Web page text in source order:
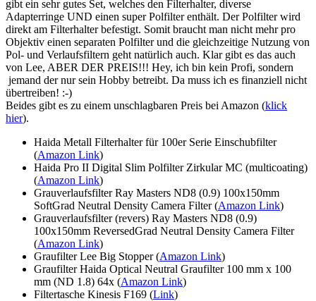
gibt ein sehr gutes Set, welches den Filterhalter, diverse
Adapterringe UND einen super Polfilter enthält. Der Polfilter wird
direkt am Filterhalter befestigt. Somit braucht man nicht mehr pro
Objektiv einen separaten Polfilter und die gleichzeitige Nutzung von
Pol- und Verlaufsfiltern geht natürlich auch. Klar gibt es das auch
von Lee, ABER DER PREIS!!! Hey, ich bin kein Profi, sondern
jemand der nur sein Hobby betreibt. Da muss ich es finanziell nicht
übertreiben! :-)
Beides gibt es zu einem unschlagbaren Preis bei Amazon (klick
hier).
Haida Metall Filterhalter für 100er Serie Einschubfilter
(Amazon Link)
Haida Pro II Digital Slim Polfilter Zirkular MC (multicoating)
(Amazon Link)
Grauverlaufsfilter Ray Masters ND8 (0.9) 100x150mm
SoftGrad Neutral Density Camera Filter (Amazon Link)
Grauverlaufsfilter (revers) Ray Masters ND8 (0.9)
100x150mm ReversedGrad Neutral Density Camera Filter
(Amazon Link)
Graufilter Lee Big Stopper (Amazon Link)
Graufilter Haida Optical Neutral Graufilter 100 mm x 100
mm (ND 1.8) 64x (Amazon Link)
Filtertasche Kinesis F169 (Link)